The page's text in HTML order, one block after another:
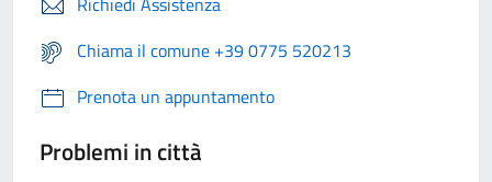
Chiama il comune +39 0775 520213
Prenota un appuntamento
Problemi in città